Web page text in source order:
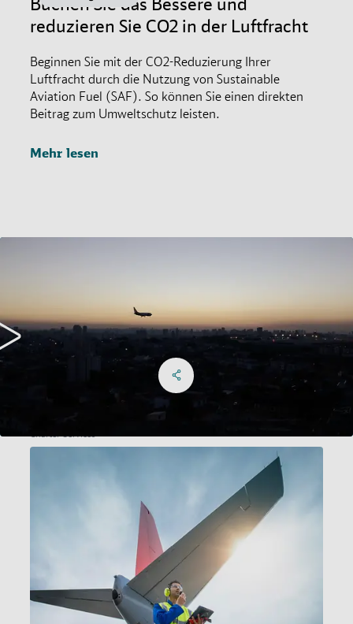
reduzieren Sie CO2 in der Luftfracht
Beginnen Sie mit der CO2-Reduzierung Ihrer
Luftfracht durch die Nutzung von Sustainable
Aviation Fuel (SAF). So können Sie einen direkten
Beitrag zum Umweltschutz leisten.
Mehr lesen
Soziale Medien
Share on Facebook
Share on linkedIn
Charter-Services